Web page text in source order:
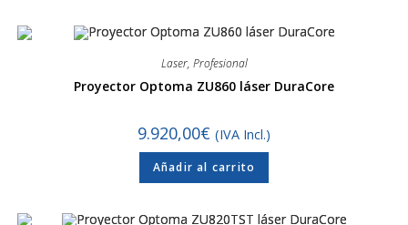
Laser, Profesional
Proyector Optoma ZU860 láser DuraCore
9.920,00€ (IVA Incl.)
Añadir al carrito